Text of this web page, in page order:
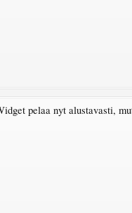
pelaa nyt alustavasti,